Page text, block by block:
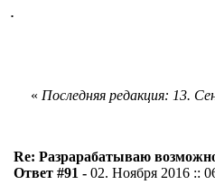
.
« Последняя редакция: 13.
Re: Разрарабатываю
Ответ #91 - 02. Ноября 2016 ::